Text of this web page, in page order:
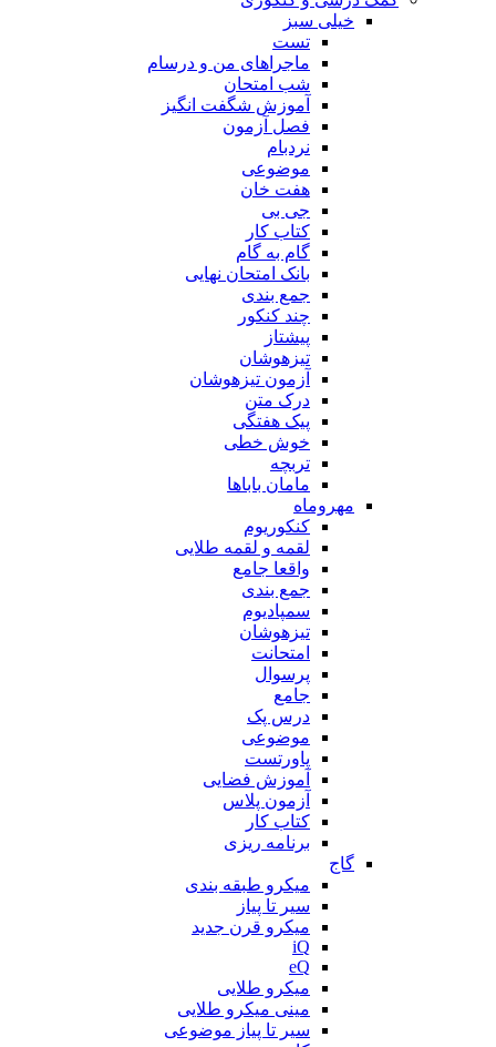
خیلی سبز
تست
ماجراهای من و درسام
شب امتحان
آموزش شگفت انگیز
فصل آزمون
نردبام
موضوعی
هفت خان
جی بی
کتاب کار
گام به گام
بانک امتحان نهایی
جمع بندی
چند کنکور
پیشتاز
تیزهوشان
آزمون تیزهوشان
درک متن
پیک هفتگی
خوش خطی
تربچه
مامان باباها
مهروماه
کنکوریوم
لقمه و لقمه طلایی
واقعا جامع
جمع بندی
سمپادیوم
تیزهوشان
امتحانت
پرسوال
جامع
درس پک
موضوعی
پاورتست
آموزش فضایی
آزمون پلاس
کتاب کار
برنامه ریزی
گاج
میکرو طبقه بندی
سیر تا پیاز
میکرو قرن جدید
iQ
eQ
میکرو طلایی
مینی میکرو طلایی
سیر تا پیاز موضوعی